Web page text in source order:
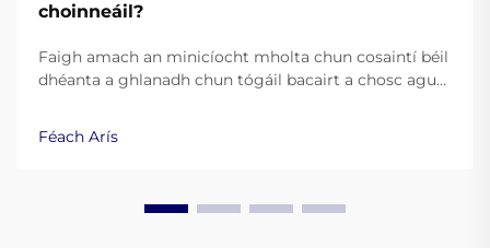
choinneáil?
Faigh amach an minicíocht mholta chun cosaintí béil
dhéanta a ghlanadh chun tógáil bacairt a chosc agus
ó shaineolaithe fiacla.
Féach Arís